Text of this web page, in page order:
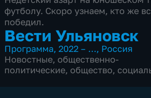
футболу. Скоро узнаем, кто же
победил.
Вести Ульяновск
Программа,2022 – …, Россия
Новостные, общественно-
политические, общество,